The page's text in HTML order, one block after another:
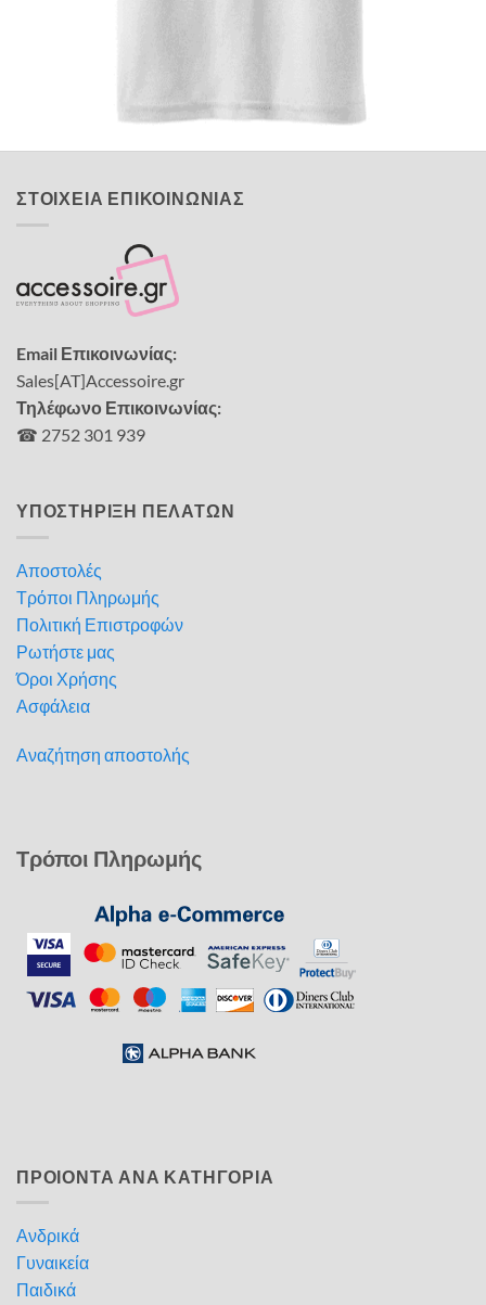
12,00€
ΣΤΟΙΧΕΙΑ ΕΠΙΚΟΙΝΩΝΙΑΣ
Email Επικοινωνίας:
Sales[AT]Accessoire.gr
Τηλέφωνο Επικοινωνίας:
☎ 2752 301 939
ΥΠΟΣΤΗΡΙΞΗ ΠΕΛΑΤΩΝ
Αποστολές
Τρόποι Πληρωμής
Πολιτική Επιστροφών
Ρωτήστε μας
Όροι Χρήσης
Ασφάλεια
Αναζήτηση αποστολής
Τρόποι Πληρωμής
ΠΡΟΙΟΝΤΑ ΑΝΑ ΚΑΤΗΓΟΡΙΑ
Ανδρικά
Γυναικεία
Παιδικά